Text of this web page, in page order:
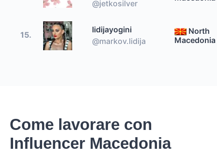
@jetkosilver
15.
lidijayogini
@markov.lidija
North
Macedonia
Come lavorare con
Influencer Macedonia